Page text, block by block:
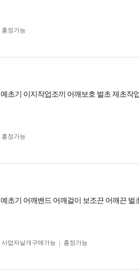
흥정가능
예초기 이지작업조끼 어깨보호 벌초 제초작
흥정가능
예초기 어깨밴드 어깨걸이 보조끈 어깨끈 벌
사업자 낱개구매가능 흥정가능